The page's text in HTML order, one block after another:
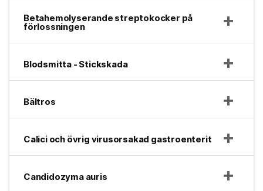
Betahemolyserande streptokocker på
förlossningen
Blodsmitta - Stickskada
Bältros
Calici och övrig virusorsakad gastroenterit
Candidozyma auris